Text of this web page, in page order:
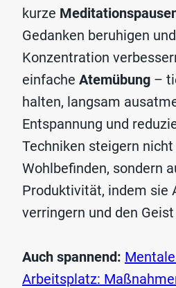
kurze
Gedanken beruhigen
Konzentration
einfache Atemübung –
halten, langsam
Entspannung und
Techniken steigern
Wohlbefinden, sondern
Produktivität, indem sie
verringern und den
Auch spannend:
Arbeitsplatz: